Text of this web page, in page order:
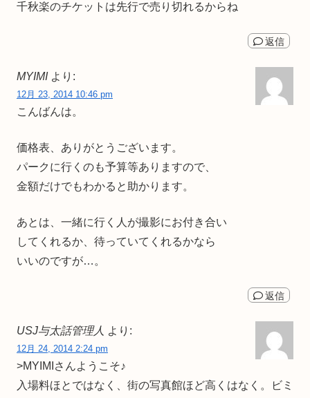
千秋楽のチケットは先行で売り切れるからね
返信
MYIMI より:
12月 23, 2014 10:46 pm
こんばんは。
価格表、ありがとうございます。
パークに行くのも予算等ありますので、
金額だけでもわかると助かります。
あとは、一緒に行く人が撮影にお付き合い
してくれるか、待っていてくれるかなら
いいのですが…。
返信
USJ与太話管理人 より:
12月 24, 2014 2:24 pm
>MYIMIさんようこそ♪
入場料ほとではなく、街の写真館ほど高くはなく。ビミ